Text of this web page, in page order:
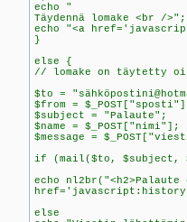
echo "
Täydennä lomake <br />";
echo "<a
}
else {
// lomake on täytetty
$to =
$from =
$subject = "Palaute";
$name = $_POST["nimi"];
$message =
if (mail($to, $subject,
echo
else